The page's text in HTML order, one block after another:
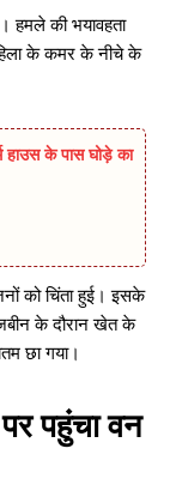
हमले की भयावहता
के कमर के नीचे के
हाउस के पास घोड़े का
को चिंता हुई। इसके
के दौरान खेत के
छा गया।
पहुंचा वन